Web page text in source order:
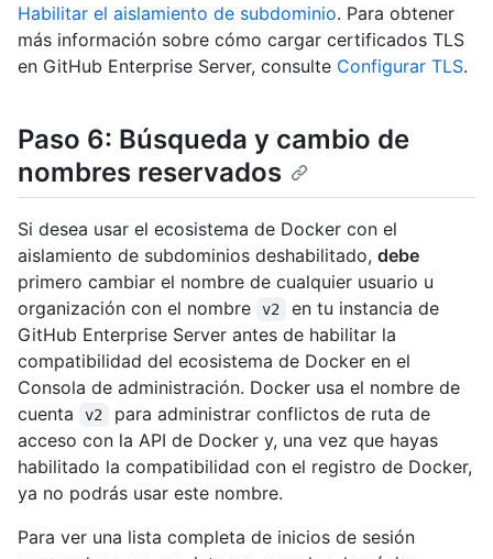
Habilitar el aislamiento de subdominio. Para obtener
más información sobre cómo cargar certificados TLS
en GitHub Enterprise Server, consulte Configurar TLS.
Paso 6: Búsqueda y cambio de
nombres reservados
Si desea usar el ecosistema de Docker con el
aislamiento de subdominios deshabilitado, debe
primero cambiar el nombre de cualquier usuario u
organización con el nombre
v2
en tu instancia de
GitHub Enterprise Server antes de habilitar la
compatibilidad del ecosistema de Docker en el
Consola de administración. Docker usa el nombre de
cuenta
v2
para administrar conflictos de ruta de
acceso con la API de Docker y, una vez que hayas
habilitado la compatibilidad con el registro de Docker,
ya no podrás usar este nombre.
Para ver una lista completa de inicios de sesión